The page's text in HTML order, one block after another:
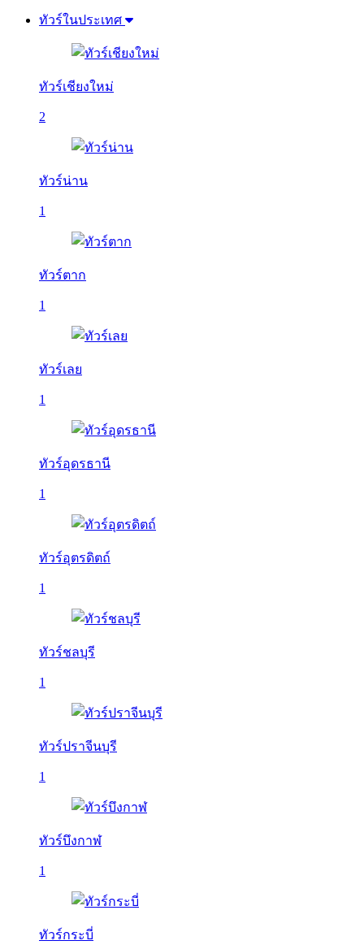
ทัวร์ในประเทศ
ทัวร์เชียงใหม่
2
ทัวร์น่าน
1
ทัวร์ตาก
1
ทัวร์เลย
1
ทัวร์อุดรธานี
1
ทัวร์อุตรดิตถ์
1
ทัวร์ชลบุรี
1
ทัวร์ปราจีนบุรี
1
ทัวร์บึงกาฬ
1
ทัวร์กระบี่